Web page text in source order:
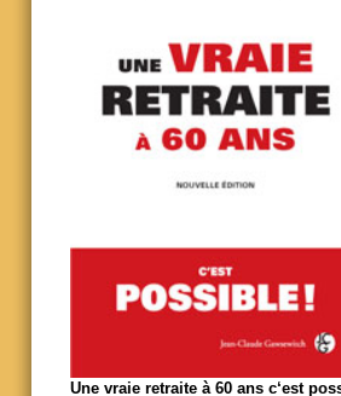
Une vraie retraite à 60 ans c‘est